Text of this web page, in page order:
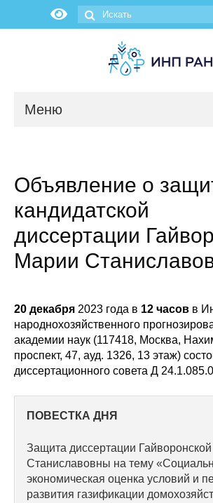
Меню
О нас
Об институте
Научные подразделения
Сотрудники
Отчетность
Материалы для СМИ
Публикации
Научная жизнь
Объявление о
кандидатской
диссертации
Марии
20 декабря 2023 года в 12 часов в
народнохозяйственного
академии наук (117418, Москва,
проспект, 47, ауд. 1326, 13 этаж)
диссертационного совета Д
ПОВЕСТКА ДНЯ
Защита диссертации
Станиславовны на тему
экономическая оценка условий и
развития газификации